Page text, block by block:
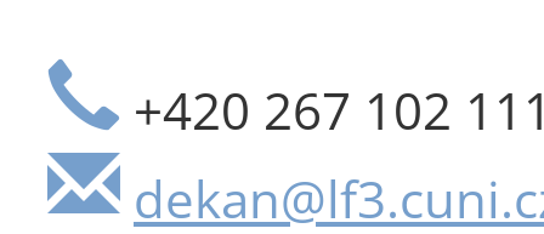
+420 267 102